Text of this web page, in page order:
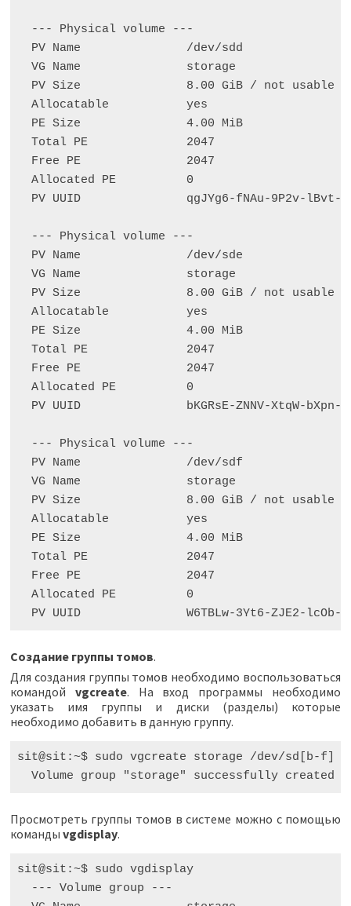
  --- Physical volume ---
  PV Name               /dev/sdd
  VG Name               storage
PV Size               8.00 GiB / not usable
  Allocatable           yes
  PE Size               4.00 MiB
  Total PE              2047
  Free PE               2047
  Allocated PE          0
PV UUID               qgJYg6-fNAu-9P2v-lBvt-
  --- Physical volume ---
  PV Name               /dev/sde
  VG Name               storage
PV Size               8.00 GiB / not usable
  Allocatable           yes
  PE Size               4.00 MiB
  Total PE              2047
  Free PE               2047
  Allocated PE          0
PV UUID               bKGRsE-ZNNV-XtqW-bXpn-
  --- Physical volume ---
  PV Name               /dev/sdf
  VG Name               storage
PV Size               8.00 GiB / not usable
  Allocatable           yes
  PE Size               4.00 MiB
  Total PE              2047
  Free PE               2047
  Allocated PE          0
Создание группы томов.
Для создания группы томов необходимо воспользоваться
командой vgcreate. На вход программы необходимо
указать имя группы и диски (разделы) которые
необходимо добавить в данную группу.
sit@sit:~$ sudo vgcreate storage /dev/sd[b-f]
Просмотреть группы томов в системе можно с помощью
команды vgdisplay.
sit@sit:~$ sudo vgdisplay
  --- Volume group ---